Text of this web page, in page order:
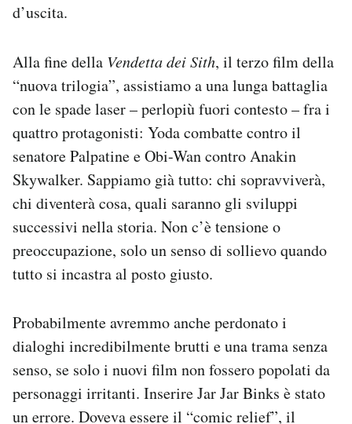
d’uscita.
Alla fine della Vendetta dei Sith, il terzo film della
“nuova trilogia”, assistiamo a una lunga battaglia
con le spade laser – perlopiù fuori contesto – fra i
quattro protagonisti: Yoda combatte contro il
senatore Palpatine e Obi-Wan contro Anakin
Skywalker. Sappiamo già tutto: chi sopravviverà,
chi diventerà cosa, quali saranno gli sviluppi
successivi nella storia. Non c’è tensione o
preoccupazione, solo un senso di sollievo quando
tutto si incastra al posto giusto.
Probabilmente avremmo anche perdonato i
dialoghi incredibilmente brutti e una trama senza
senso, se solo i nuovi film non fossero popolati da
personaggi irritanti. Inserire Jar Jar Binks è stato
un errore. Doveva essere il “comic relief”, il